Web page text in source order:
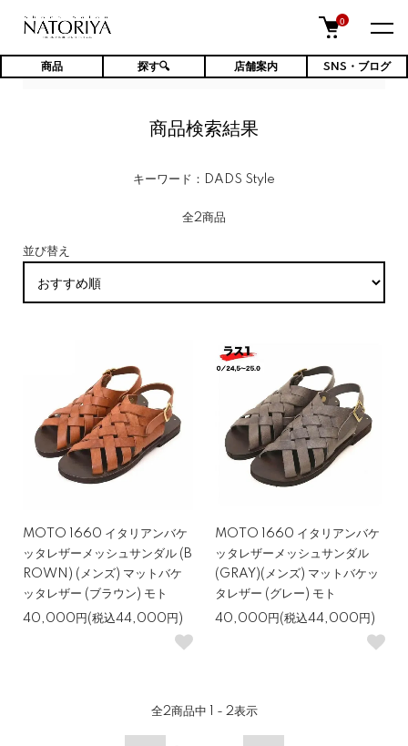
0
商品 探す🔍 店舗案内 SNS・ブログ
TOP 商品検索結果
商品検索結果
キーワード：DADS Style
全2商品
並び替え
MOTO 1660 イタリアンバケ
ッタレザーメッシュサンダル (B
ROWN) (メンズ) マットバケ
ッタレザー (ブラウン) モト
40,000円(税込44,000円)
MOTO 1660 イタリアンバケ
ッタレザーメッシュサンダル
(GRAY)(メンズ) マットバケッ
タレザー (グレー) モト
40,000円(税込44,000円)
全2商品中 1 - 2表示